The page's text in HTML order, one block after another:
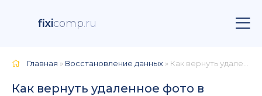
fixicomp.ru
Главная » Восстановление данных » Как вернуть удаленное фото в Ватсап: полезные советы и рекомендации
Как вернуть удаленное фото в